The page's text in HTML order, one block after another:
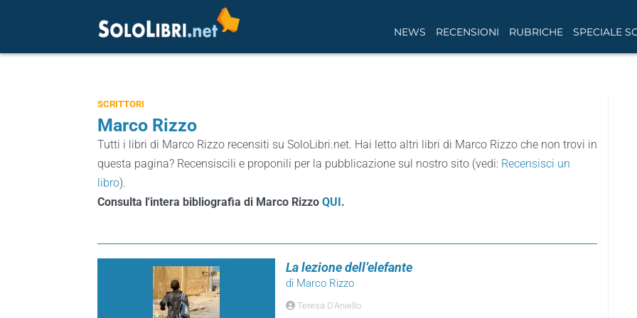
NEWS RECENSIONI RUBRICHE SPECIALE
SCRITTORI
Marco Rizzo
Tutti i libri di Marco Rizzo recensiti su SoloLibri.net. Hai letto altri libri di Marco Rizzo che non trovi in
questa pagina? Recensiscili e proponili per la pubblicazione sul nostro sito (vedi: Recensisci un
libro).
Consulta l'intera bibliografia di Marco Rizzo QUI.
La lezione dell’elefante
di Marco Rizzo
Teresa D'Aniello